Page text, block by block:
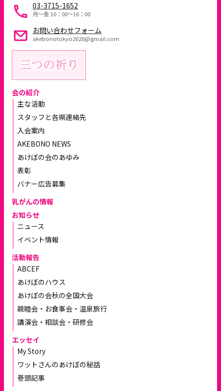
03-3715-1652
月～金 10：00〜16：00
お問い合わせフォーム
akebonotokyo2020@gmail.com
会の紹介
主な活動
スタッフと各県連絡先
入会案内
AKEBONO NEWS
あけぼの会のあゆみ
表彰
バナー広告募集
乳がんの情報
お知らせ
ニュース
イベント情報
活動報告
ABCEF
あけぼのハウス
あけぼの会秋の全国大会
親睦会・お食事会・温泉旅行
講演会・相談会・研修会
エッセイ
My Story
ワットさんのあけぼの秘話
巻頭記事